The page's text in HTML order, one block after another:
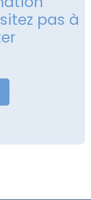
pas à